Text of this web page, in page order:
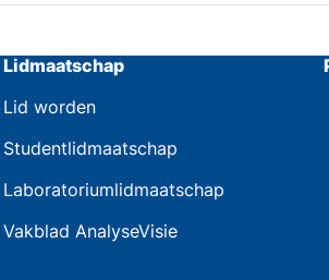
Lidmaatschap
Lid worden
Studentlidmaatschap
Laboratoriumlidmaatschap
Vakblad AnalyseVisie